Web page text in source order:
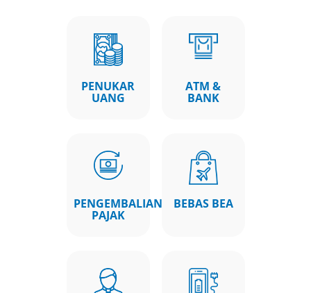
PENUKAR
UANG
ATM &
BANK
PENGEMBALIAN
PAJAK
BEBAS BEA